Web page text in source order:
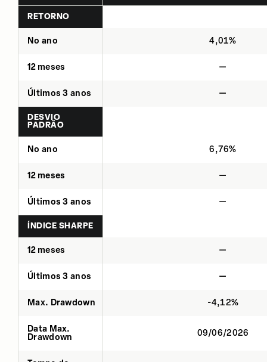
RETORNO
No ano 4,01%
12 meses —
Últimos 3 anos —
DESVIO
PADRÃO
No ano 6,76%
12 meses —
Últimos 3 anos —
ÍNDICE SHARPE
12 meses —
Últimos 3 anos —
Max. Drawdown -4,12%
Data Max.
Drawdown
09/06/2026